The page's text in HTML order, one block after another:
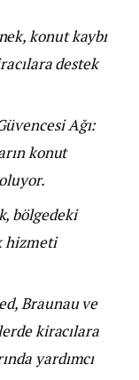
konut kaybı
destek
Ağı:
konut
bölgedeki
hizmeti
Braunau ve
kiracılara
yardımcı